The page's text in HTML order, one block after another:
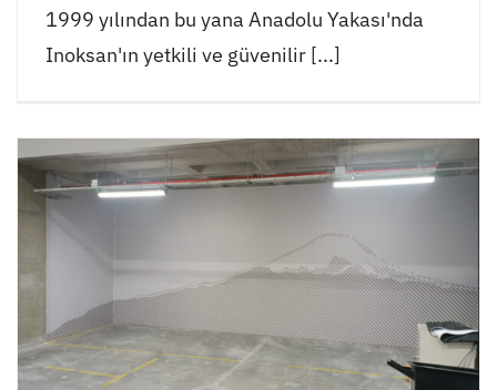
1999 yılından bu yana Anadolu Yakası'nda
Inoksan'ın yetkili ve güvenilir [...]